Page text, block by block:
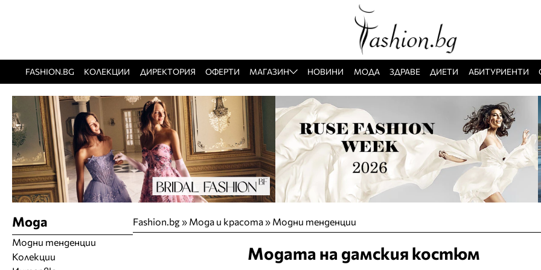
FASHION.BG КОЛЕКЦИИ ДИРЕКТОРИЯ ОФЕРТИ МАГАЗИН НОВИНИ МОДА ЗДРАВЕ ДИЕТИ АБИТУРИЕНТИ
Fashion.bg» Мода и красота» Модни тенденции
Модата на дамския костюм
Мода
Модни тенденции
Колекции